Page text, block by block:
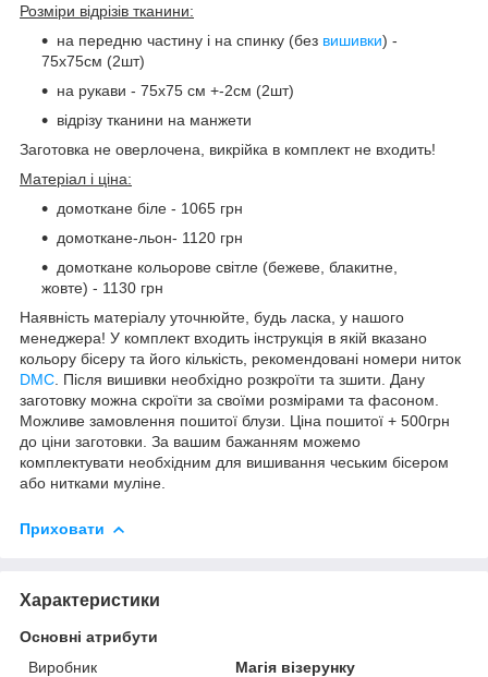
Розміри відрізів тканини:
на передню частину і на спинку (без вишивки) -
75х75см (2шт)
на рукави - 75х75 см +-2см (2шт)
відрізу тканини на манжети
Заготовка не оверлочена, викрійка в комплект не входить!
Матеріал і ціна:
домоткане біле - 1065 грн
домоткане-льон- 1120 грн
домоткане кольорове світле (бежеве, блакитне,
жовте) - 1130 грн
Наявність матеріалу уточнюйте, будь ласка, у нашого
менеджера! У комплект входить інструкція в якій вказано
кольору бісеру та його кількість, рекомендовані номери ниток
DMC . Після вишивки необхідно розкроїти та зшити. Дану
заготовку можна скроїти за своїми розмірами та фасоном.
Можливе замовлення пошитої блузи. Ціна пошитої + 500грн
до ціни заготовки. За вашим бажанням можемо
комплектувати необхідним для вишивання чеським бісером
або нитками муліне.
Приховати
Характеристики
Основні атрибути
Виробник
Магія візерунку